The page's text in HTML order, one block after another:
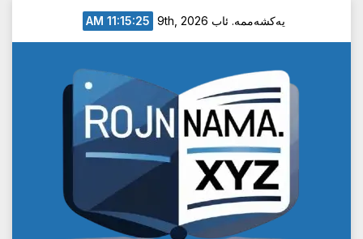
یەکشەممە. ئاب 9th, 2026 11:15:26 AM